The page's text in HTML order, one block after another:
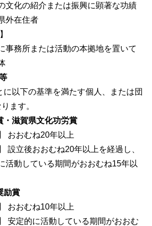
文化の紹介または振興に顕著な功績
外在住者
事務所または活動の本拠地を置いて
に以下の基準を満たす個人、または団
ます。
・滋賀県文化功労賞
おおむね20年以上
設立後おおむね20年以上を経過し、
活動している期間がおおむね15年以
励賞
おおむね10年以上
安定的に活動している期間がおおむ